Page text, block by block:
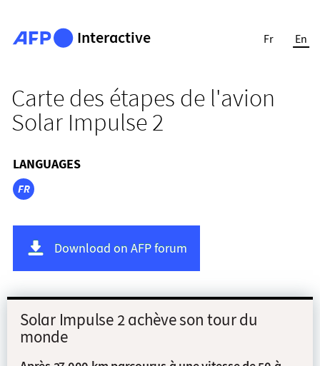
Interactive Fr En
Carte des étapes de l'avion
Solar Impulse 2
LANGUAGES
FR
Download on AFP forum